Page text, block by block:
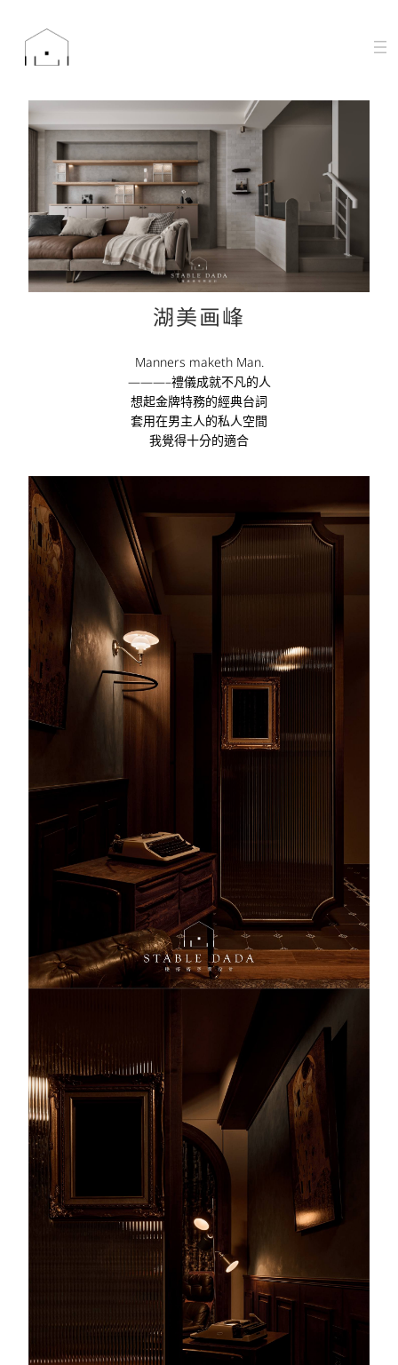
湖美画峰
Manners maketh Man.
———–禮儀成就不凡的人
想起金牌特務的經典台詞
套用在男主人的私人空間
我覺得十分的適合